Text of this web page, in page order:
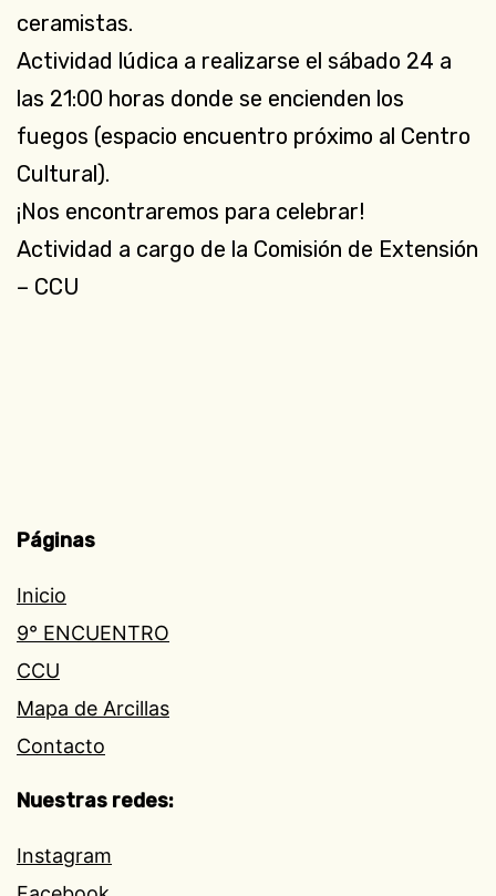
ceramistas.
Actividad lúdica a realizarse el sábado 24 a
las 21:00 horas donde se encienden los
fuegos (espacio encuentro próximo al Centro
Cultural).
¡Nos encontraremos para celebrar!
Actividad a cargo de la Comisión de Extensión
– CCU
Páginas
Inicio
9° ENCUENTRO
CCU
Mapa de Arcillas
Contacto
Nuestras redes:
Instagram